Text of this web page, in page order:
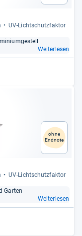
UV-​Licht­schutz­fak­tor
Weiterlesen
ohne
Endnote
UV-​Licht­schutz­fak­tor
Gar­ten
Weiterlesen